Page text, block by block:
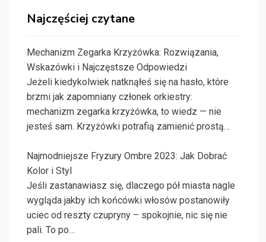
Najczęściej czytane
Mechanizm Zegarka Krzyżówka: Rozwiązania,
Wskazówki i Najczęstsze Odpowiedzi
Jeżeli kiedykolwiek natknąłeś się na hasło, które
brzmi jak zapomniany członek orkiestry:
mechanizm zegarka krzyżówka, to wiedz — nie
jesteś sam. Krzyżówki potrafią zamienić prostą…
Najmodniejsze Fryzury Ombre 2023: Jak Dobrać
Kolor i Styl
Jeśli zastanawiasz się, dlaczego pół miasta nagle
wygląda jakby ich końcówki włosów postanowiły
uciec od reszty czupryny – spokojnie, nic się nie
pali. To po…